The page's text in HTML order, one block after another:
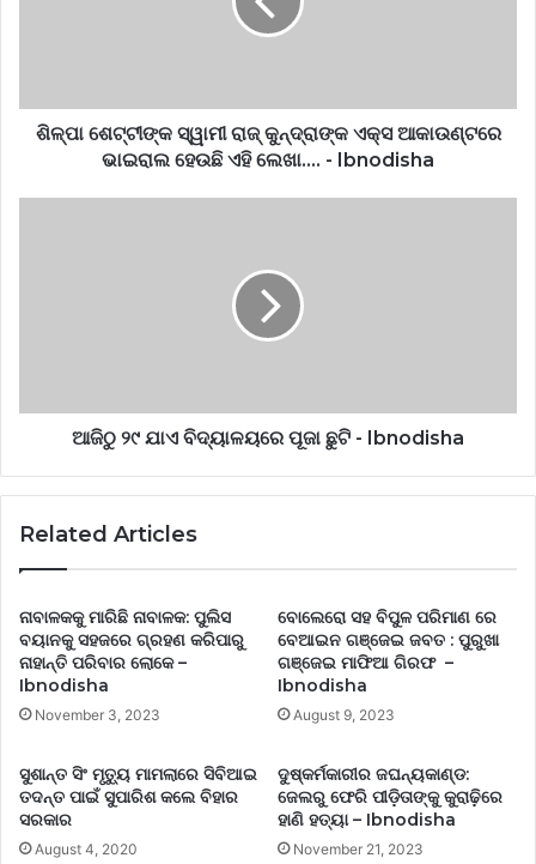
ଶିଳ୍ପା ଶେଟ୍ଟୀଙ୍କ ସ୍ୱାମୀ ରାଜ୍ କୁନ୍ଦ୍ରାଙ୍କ ଏକ୍ସ ଆକାଉଣ୍ଟରେ
ଭାଇରାଲ ହେଉଛି ଏହି ଲେଖା…. - Ibnodisha
ଆଜିଠୁ ୨୯ ଯାଏ ବିଦ୍ୟାଳୟରେ ପୂଜା ଛୁଟି - Ibnodisha
Related Articles
ନାବାଳକକୁ ମାରିଛି ନାବାଳକ: ପୁଲିସ
ବୟାନକୁ ସହଜରେ ଗ୍ରହଣ କରିପାରୁ
ନାହାନ୍ତି ପରିବାର ଲୋକେ –
Ibnodisha
November 3, 2023
ବୋଲେରୋ ସହ ବିପୁଳ ପରିମାଣ ରେ
ବେଆଇନ ଗଞ୍ଜେଇ ଜବତ : ପୁରୁଖା
ଗଞ୍ଜେଇ ମାଫିଆ ଗିରଫ –
Ibnodisha
August 9, 2023
ସୁଶାନ୍ତ ସିଂ ମୃତ୍ୟୁ ମାମଲାରେ ସିବିଆଇ
ତଦନ୍ତ ପାଇଁ ସୁପାରିଶ କଲେ ବିହାର
ସରକାର
August 4, 2020
ଦୁଷ୍କର୍ମକାରୀର ଜଘନ୍ୟକାଣ୍ଡ:
ଜେଲରୁ ଫେରି ପୀଡ଼ିତାଙ୍କୁ କୁରାଢ଼ିରେ
ହାଣି ହତ୍ୟା – Ibnodisha
November 21, 2023